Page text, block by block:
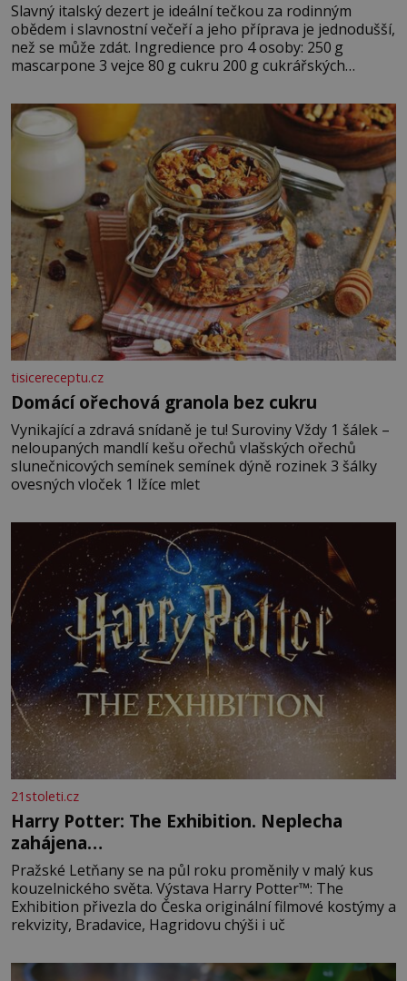
Slavný italský dezert je ideální tečkou za rodinným
obědem i slavnostní večeří a jeho příprava je jednodušší,
než se může zdát. Ingredience pro 4 osoby: 250 g
mascarpone 3 vejce 80 g cukru 200 g cukrářských
posypání Postup: Oddělte žloutky od bílků. Žloutky
vyšlehejte s cukrem do světlé pěny a postupně do nich
vmíchejte mascarpone, aby vznikl hladký
tisicereceptu.cz
Domácí ořechová granola bez cukru
Vynikající a zdravá snídaně je tu! Suroviny Vždy 1 šálek –
neloupaných mandlí kešu ořechů vlašských ořechů
slunečnicových semínek semínek dýně rozinek 3 šálky
ovesných vloček 1 lžíce mlet
21stoleti.cz
Harry Potter: The Exhibition. Neplecha
zahájena…
Pražské Letňany se na půl roku proměnily v malý kus
kouzelnického světa. Výstava Harry Potter™: The
Exhibition přivezla do Česka originální filmové kostýmy a
rekvizity, Bradavice, Hagridovu chýši i uč